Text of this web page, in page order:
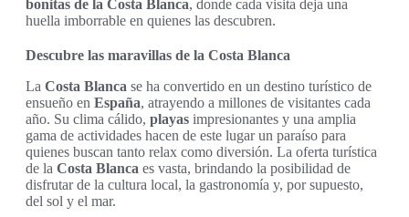
bonitas de la Costa Blanca, donde cada visita deja una
huella imborrable en quienes las descubren.
Descubre las maravillas de la Costa Blanca
La Costa Blanca se ha convertido en un destino turístico de
ensueño en España, atrayendo a millones de visitantes cada
año. Su clima cálido, playas impresionantes y una amplia
gama de actividades hacen de este lugar un paraíso para
quienes buscan tanto relax como diversión. La oferta turística
de la Costa Blanca es vasta, brindando la posibilidad de
disfrutar de la cultura local, la gastronomía y, por supuesto,
del sol y el mar.